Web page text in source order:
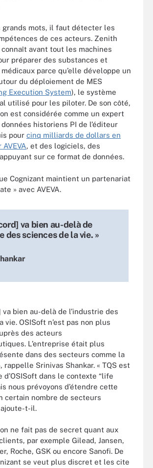
grands mots, il faut détecter les
de ces acteurs. Zenith
avant tout les machines
préparer des substances et
parce qu’elle développe un
du déploiement de MES
Execution System), le système
utilisé pour les piloter. De son côté,
est considérée comme un expert
historiens PI de l’éditeur
pour cinq milliards de dollars en
, et des logiciels, des
sur ce format de données.
Cognizant maintient un partenariat
» avec AVEVA.
va bien au-delà de
des sciences de la vie. »
va bien au-delà de l’industrie des
vie. OSISoft n’est pas non plus
des acteurs
L’entreprise était plus
dans des secteurs comme la
rappelle Srinivas Shankar. « TQS est
d’OSISoft dans le contexte “life
nous prévoyons d’étendre cette
certain nombre de secteurs
t-il.
ne fait pas de secret quant aux
par exemple Gilead, Jansen,
Roche, GSK ou encore Sanofi. De
se veut plus discret et les cite